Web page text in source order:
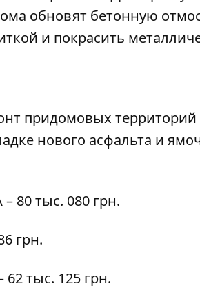
обновят бетонную
и покрасить
придомовых
нового асфальта и
– 80 тыс. 080 грн.
грн.
62 тыс. 125 грн.